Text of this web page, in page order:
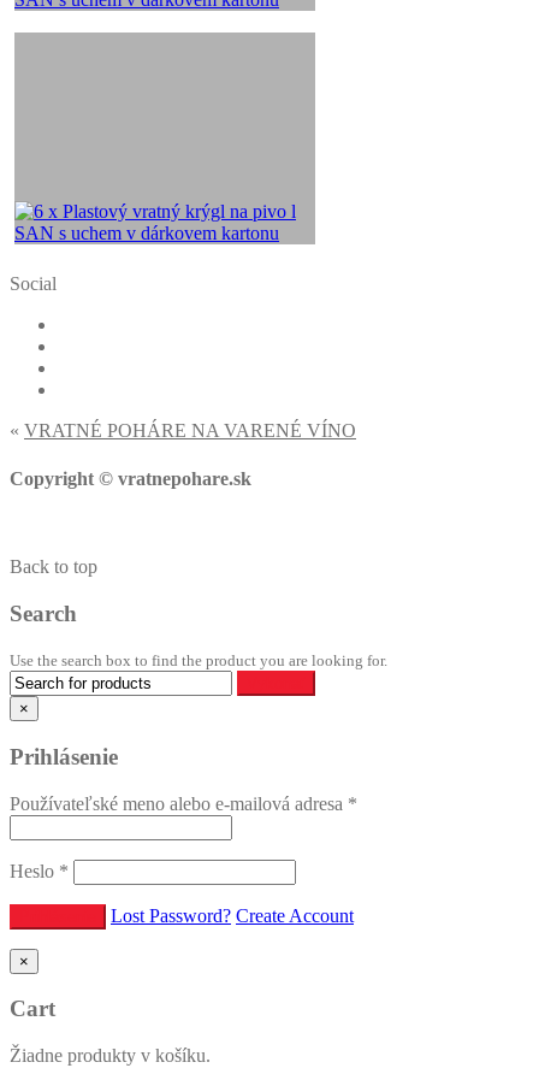
Social
« VRATNÉ POHÁRE NA VARENÉ VÍNO
Copyright © vratnepohare.sk
Back to top
Search
Use the search box to find the product you are looking for.
×
Prihlásenie
Používateľské meno alebo e-mailová adresa *
Heslo *
Lost Password? Create Account
×
Cart
Žiadne produkty v košíku.